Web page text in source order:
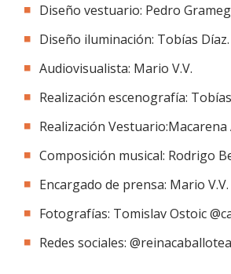
Diseño vestuario: Pedro
Diseño iluminación: Tobías Díaz.
Audiovisualista: Mario V.V.
Realización escenografía:
Realización Vestuario:Macarena
Composición musical: Rodrigo
Encargado de prensa: Mario V.V.
Fotografías: Tomislav Ostoic
Redes sociales: